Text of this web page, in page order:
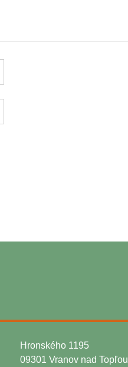
Hronského 1195
09301 Vranov nad Topľou